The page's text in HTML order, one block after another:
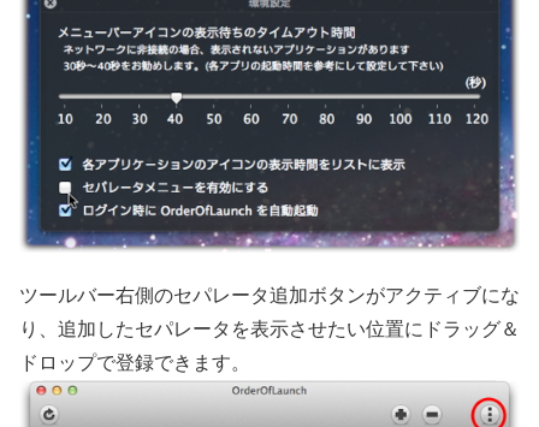
ツールバー右側のセパレータ追加ボタンがアクティブにな
り、追加したセパレータを表示させたい位置にドラッグ＆
ドロップで登録できます。